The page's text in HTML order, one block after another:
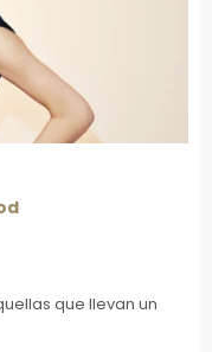
que llevan un